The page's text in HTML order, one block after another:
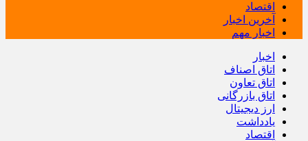
اقتصاد
آخرین اخبار
اخبار مهم
اخبار
اتاق اصناف
اتاق تعاون
اتاق بازرگانی
ارز دیجیتال
یادداشت
اقتصاد